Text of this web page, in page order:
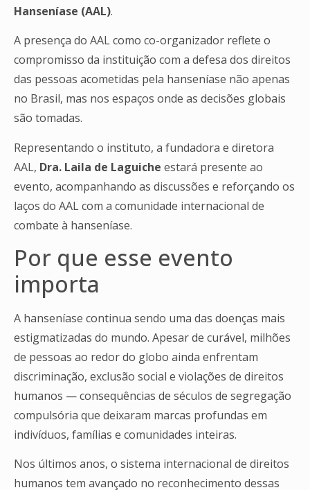
Hanseníase (AAL).
A presença do AAL como co-organizador reflete o
compromisso da instituição com a defesa dos direitos
das pessoas acometidas pela hanseníase não apenas
no Brasil, mas nos espaços onde as decisões globais
são tomadas.
Representando o instituto, a fundadora e diretora
AAL, Dra. Laila de Laguiche estará presente ao
evento, acompanhando as discussões e reforçando os
laços do AAL com a comunidade internacional de
combate à hanseníase.
Por que esse evento
importa
A hanseníase continua sendo uma das doenças mais
estigmatizadas do mundo. Apesar de curável, milhões
de pessoas ao redor do globo ainda enfrentam
discriminação, exclusão social e violações de direitos
humanos — consequências de séculos de segregação
compulsória que deixaram marcas profundas em
indivíduos, famílias e comunidades inteiras.
Nos últimos anos, o sistema internacional de direitos
humanos tem avançado no reconhecimento dessas